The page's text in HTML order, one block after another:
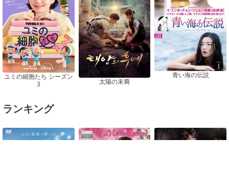
ユミの細胞たち シーズン
3
太陽の末裔
青い海の伝説
ランキング